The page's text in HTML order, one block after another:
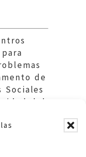
de
Sociales
del